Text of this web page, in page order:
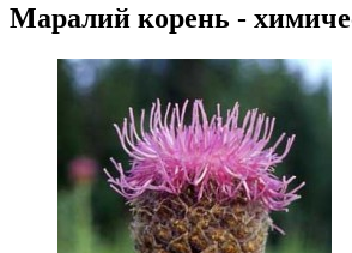
Маралий корень -